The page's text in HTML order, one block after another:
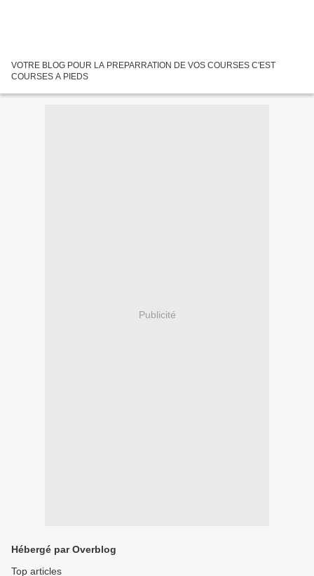
VOTRE BLOG POUR LA PREPARRATION DE VOS COURSES C'EST
COURSES A PIEDS
Publicité
Hébergé par Overblog
Top articles